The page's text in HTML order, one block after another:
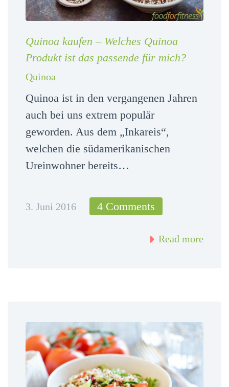
Quinoa kaufen – Welches Quinoa
Produkt ist das passende für mich?
Quinoa
Quinoa ist in den vergangenen Jahren
auch bei uns extrem populär
geworden. Aus dem „Inkareis“,
welchen die südamerikanischen
Ureinwohner bereits…
3. Juni 2016 4 Comments
Read more